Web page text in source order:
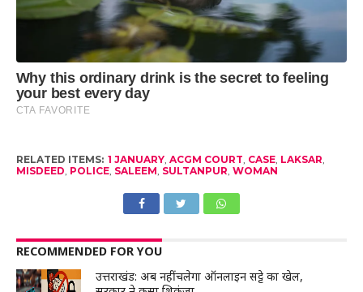
RELATED ITEMS: 1 JANUARY, ACGM COURT CASE, LAKSAR
MISDEED POLICE, SALEEM SULTANPUR WOMAN
RECOMMENDED FOR YOU
उत्तराखंड: अब नहीं चलेगा ऑनलाइन सट्टे का खेल,